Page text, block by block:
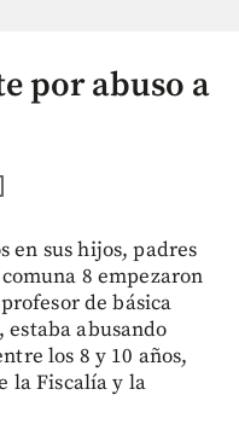
por abuso a
en sus hijos, padres
8 empezaron
de básica
abusando
los 8 y 10 años,
la Fiscalía y la